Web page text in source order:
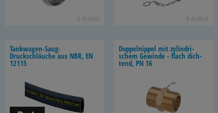
6 Ar­ti­kel 9 Ar­ti­kel
Tankwagen-​Saug-
Druckschläuche aus NBR, EN
12115
Dop­pel­nip­pel mit zy­lin­dri­
schem Ge­win­de - flach dich­
tend, PN 16